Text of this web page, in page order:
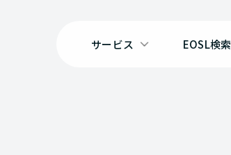
サービス EOSL検索